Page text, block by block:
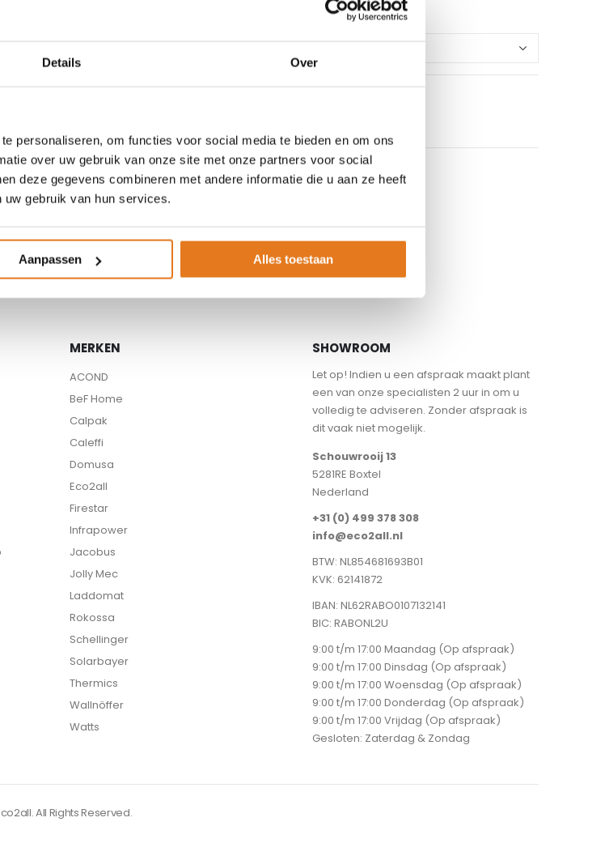
Details Over
personaliseren, om functies voor social media te bieden en om ons
over uw gebruik van onze site met onze partners voor social
deze gegevens combineren met andere informatie die u aan ze heeft
gebruik van hun services.
Aanpassen Alles toestaan
Beschikbare partners
MERKEN
ACOND
BeF Home
Calpak
Caleffi
Domusa
Eco2all
Firestar
Infrapower
Jacobus
Jolly Mec
Laddomat
Rokossa
Schellinger
Solarbayer
Thermics
Wallnöffer
Watts
SHOWROOM
Let op! Indien u een afspraak maakt plant
een van onze specialisten 2 uur in om u
volledig te adviseren. Zonder afspraak is
dit vaak niet mogelijk.
Schouwrooij 13
5281RE Boxtel
Nederland
+31 (0) 499 378 308
info@eco2all.nl
BTW: NL854681693B01
KVK: 62141872
IBAN: NL62RABO0107132141
BIC: RABONL2U
9:00 t/m 17:00 Maandag (Op afspraak)
9:00 t/m 17:00 Dinsdag (Op afspraak)
9:00 t/m 17:00 Woensdag (Op afspraak)
9:00 t/m 17:00 Donderdag (Op afspraak)
9:00 t/m 17:00 Vrijdag (Op afspraak)
Gesloten: Zaterdag & Zondag
All Rights Reserved.